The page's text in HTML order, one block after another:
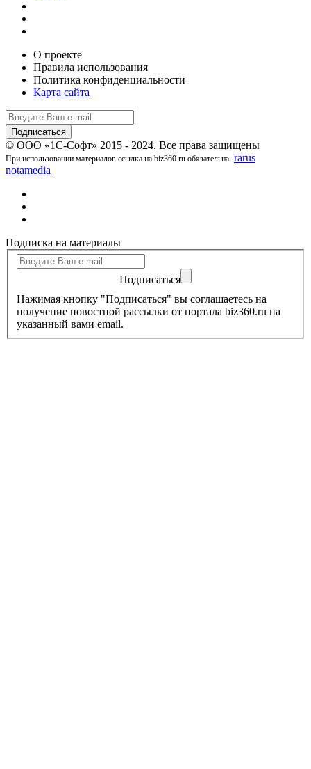
О проекте
Правила использования
Политика конфиденциальности
Карта сайта
© ООО «1С-Софт» 2015 - 2024. Все права защищены
При использовании материалов ссылка на biz360.ru обязательна. rarus
notamedia
Подписка на материалы
Подписаться
Нажимая кнопку "Подписаться" вы соглашаетесь на
получение новостной рассылки от портала biz360.ru на
указанный вами email.